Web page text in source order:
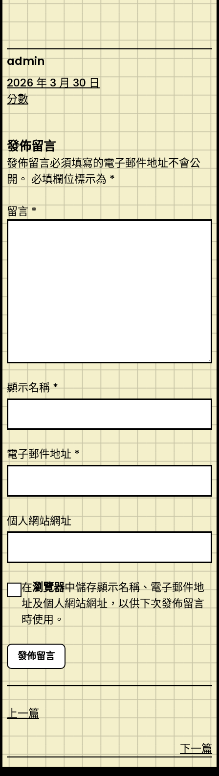
admin
2026 年 3 月 30 日
分數
發佈留言
發佈留言必須填寫的電子郵件地址不會公
開。 必填欄位標示為 *
留言 *
顯示名稱*
電子郵件地址 *
個人網站網址
在瀏覽器中儲存顯示名稱、電子郵件地
址及個人網站網址，以供下次發佈留言
時使用。
上一篇
下一篇